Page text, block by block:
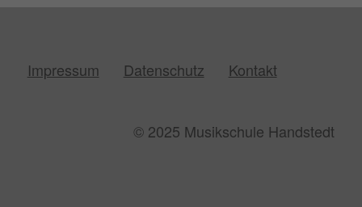
Impressum Datenschutz Kontakt
© 2025 Musikschule Handstedt